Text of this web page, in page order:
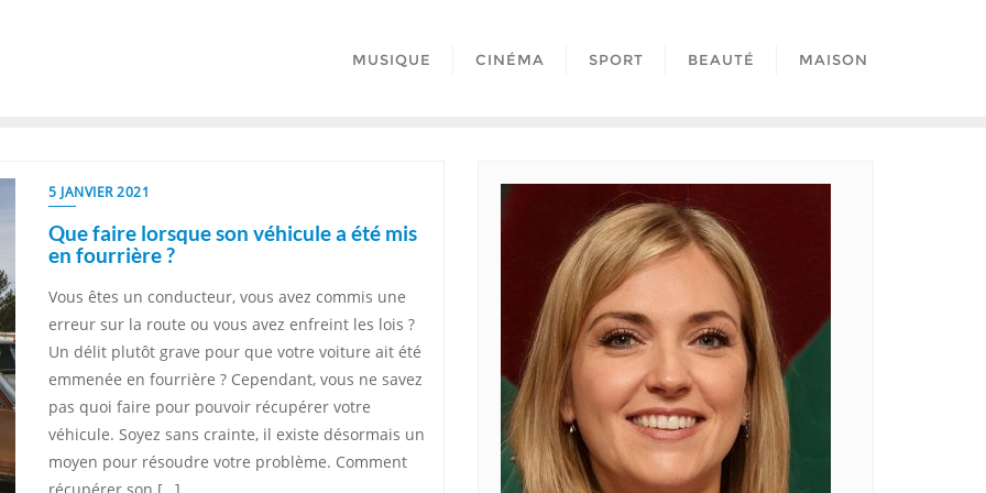
MUSIQUE CINÉMA SPORT BEAUTÉ MAISON
5 JANVIER 2021
Que faire lorsque son véhicule a été mis
en fourrière ?
Vous êtes un conducteur, vous avez commis une
erreur sur la route ou vous avez enfreint les lois ?
Un délit plutôt grave pour que votre voiture ait été
emmenée en fourrière ? Cependant, vous ne savez
pas quoi faire pour pouvoir récupérer votre
véhicule. Soyez sans crainte, il existe désormais un
moyen pour résoudre votre problème. Comment